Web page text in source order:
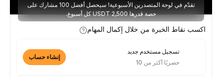
تقدّم في لوحة المتصدرين الأسبوعية! سيحصل أفضل 100 مشارك على
حصة قدرها 2,500 USDT كل أسبوع.
اكسب نقاط الخبرة من خلال إكمال المهام
تسجيل مستخدم جديد
حصريًا أكثر من 10
إنشاء حساب